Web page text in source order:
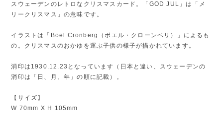
スウェーデンのレトロなクリスマスカード。「GOD JUL」は「メ
リークリスマス」の意味です。
イラストは「Boel Cronberg（ボエル・クローンベリ）」によるも
の。クリスマスのおかゆを運ぶ子供の様子が描かれています。
消印は1930.12.23となっています（日本と違い、スウェーデンの
消印は「日、月、年」の順に記載）。
【サイズ】
W 70mm X H 105mm